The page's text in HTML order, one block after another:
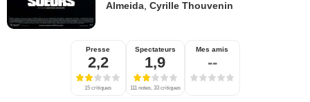
Almeida ,Cyrille Thouvenin
Presse
2,2
15 critiques
Spectateurs
1,9
111 notes, 33 critiques
Mes amis
--